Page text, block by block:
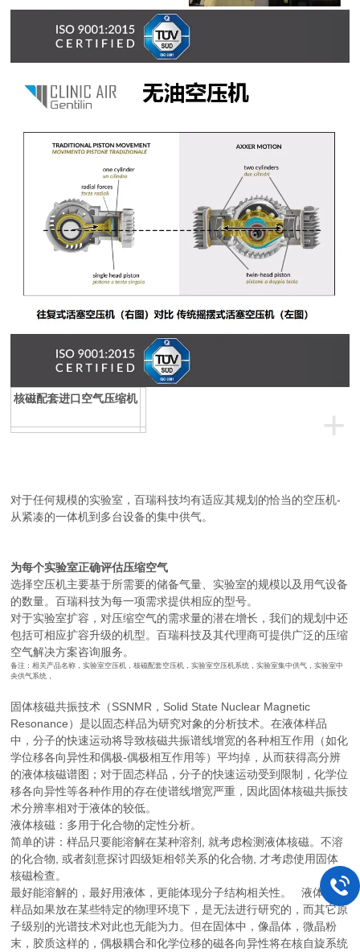
+
核磁配套进口空气压缩机
对于任何规模的实验室，百瑞科技均有适应其规划的恰当的空压机-
从紧凑的一体机到多台设备的集中供气。
为每个实验室正确评估压缩空气
选择空压机主要基于所需要的储备气量、实验室的规模以及用气设备
的数量。百瑞科技为每一项需求提供相应的型号。
对于实验室扩容，对压缩空气的需求量的潜在增长，我们的规划中还
包括可相应扩容升级的机型。百瑞科技及其代理商可提供广泛的压缩
空气解决方案咨询服务。
备注：相关产品名称，实验室空压机，核磁配套空压机，实验室空压机系统，实验室集中供气，实验室中
央供气系统，
固体核磁共振技术（SSNMR，Solid State Nuclear Magnetic
Resonance）是以固态样品为研究对象的分析技术。在液体样品
中，分子的快速运动将导致核磁共振谱线增宽的各种相互作用（如化
学位移各向异性和偶极-偶极相互作用等）平均掉，从而获得高分辨
的液体核磁谱图；对于固态样品，分子的快速运动受到限制，化学位
移各向异性等各种作用的存在使谱线增宽严重，因此固体核磁共振技
术分辨率相对于液体的较低。
液体核磁：多用于化合物的定性分析。
简单的讲：样品只要能溶解在某种溶剂
,就考虑检测液体核磁。不溶
的化合物 ,或者刻意探讨四级矩相邻关系的化合物
才考虑使用固体
核磁检查。
最好能溶解的，最好用液体，更能体现分子结构相关性。
液体核磁
样品如果放在某些特定的物理环境下，是无法进行研究的，而其它原
子级别的光谱技术对此也无能为力。但在固体中，像晶体，微晶粉
末，胶质这样的，偶极耦合和化学位移的磁各向异性将在核自旋系统